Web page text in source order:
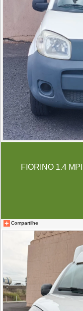
FIORINO 1.4
Compartilhe